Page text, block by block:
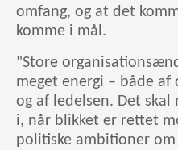
omfang, og at det
komme i mål.
"Store
meget energi – både
og af ledelsen. Det
i, når blikket er rettet
politiske ambitioner